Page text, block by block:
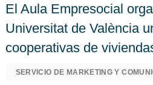
El Aula Empresocial
Universitat de València
cooperativas de
SERVICIO DE MARKETING Y